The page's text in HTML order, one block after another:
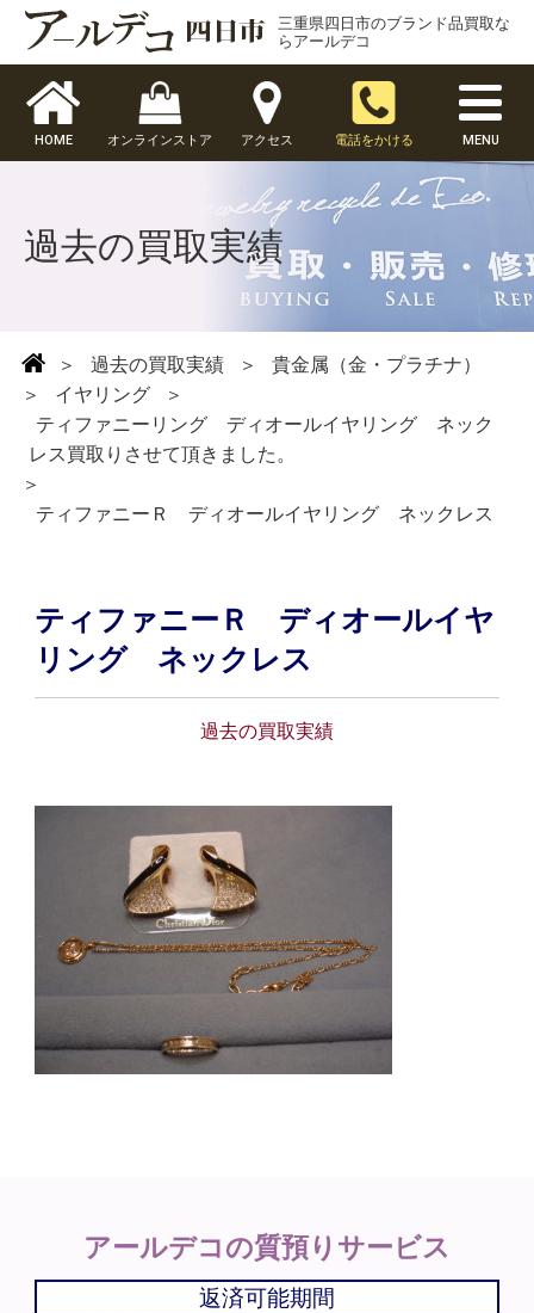
三重県四日市のブランド品買取な
らアールデコ
HOME オンラインストア アクセス 電話をかける MENU
過去の買取実績
＞ 過去の買取実績 ＞
貴金属（金・プラチナ）
＞
イヤリング
＞
ティファニーリング ディオールイヤリング ネック
レス買取りさせて頂きました。
＞
ティファニーＲ ディオールイヤリング ネックレス
ティファニーＲ ディオールイヤ
リング ネックレス
過去の買取実績
アールデコの質預りサービス
返済可能期間